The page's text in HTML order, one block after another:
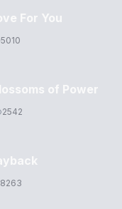
For You
5010
of Power
2542
8263